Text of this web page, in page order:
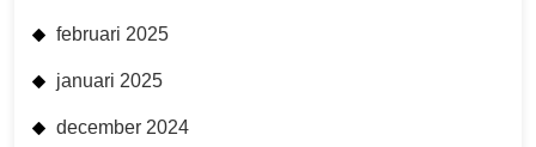
februari 2025
januari 2025
december 2024